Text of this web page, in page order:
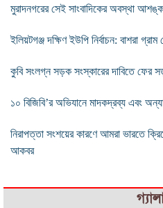
মুরাদনগরের সেই সাংবাদিকের অবস্থা
ইলিয়টগঞ্জ দক্ষিণ ইউপি নির্বাচন: বাশরা
কুবি সংলগ্ন সড়ক সংস্কারের দাবিতে ফের
১০ বিজিবি’র অভিযানে মাদকদ্রব্য এবং
নিরাপত্তা সংশয়ের কারণে আমরা ভারতে
আকবর